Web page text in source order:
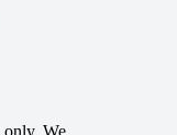
only. We